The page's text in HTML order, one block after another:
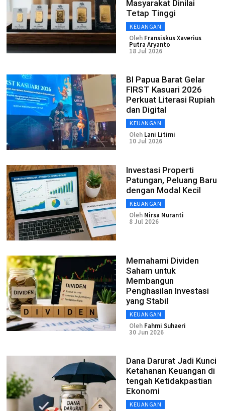
Masyarakat Dinilai
Tetap Tinggi
KEUANGAN
Oleh Fransiskus Xaverius
Putra Aryanto
18 Jul 2026
BI Papua Barat Gelar
FIRST Kasuari 2026
Perkuat Literasi Rupiah
dan Digital
KEUANGAN
Oleh Lani Litimi
10 Jul 2026
Investasi Properti
Patungan, Peluang Baru
dengan Modal Kecil
KEUANGAN
Oleh Nirsa Nuranti
8 Jul 2026
Memahami Dividen
Saham untuk
Membangun
Penghasilan Investasi
yang Stabil
KEUANGAN
Oleh Fahmi Suhaeri
30 Jun 2026
Dana Darurat Jadi Kunci
Ketahanan Keuangan di
tengah Ketidakpastian
Ekonomi
KEUANGAN